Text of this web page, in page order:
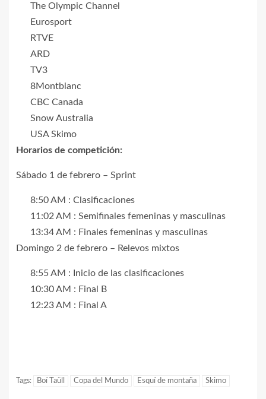
The Olympic Channel
Eurosport
RTVE
ARD
TV3
8Montblanc
CBC Canada
Snow Australia
USA Skimo
Horarios de competición:
Sábado 1 de febrero – Sprint
8:50 AM : Clasificaciones
11:02 AM : Semifinales femeninas y masculinas
13:34 AM : Finales femeninas y masculinas
Domingo 2 de febrero – Relevos mixtos
8:55 AM : Inicio de las clasificaciones
10:30 AM : Final B
12:23 AM : Final A
Tags: Boí Taüll Copa del Mundo Esquí de montaña Skimo